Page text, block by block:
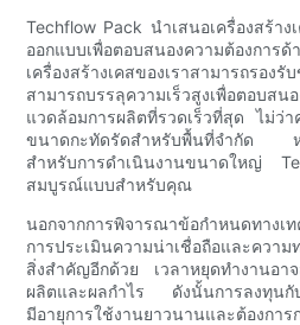
Techflow Pack นำเสนอเครื่องสร้า
ออกแบบเพื่อตอบสนองความต้องการ
เครื่องสร้างเคสของเราสามารถรอง
สามารถบรรลุความเร็วสูงเพื่อตอบสน
แวดล้อมการผลิตที่รวดเร็วที่สุด ไม่ว่า
ขนาดกะทัดรัดสำหรับพื้นที่จำกัด ห
สำหรับการดำเนินงานขนาดใหญ่
สมบูรณ์แบบสำหรับคุณ
นอกจากการพิจารณาข้อกำหนดทางเท
การประเมินความน่าเชื่อถือและความ
สิ่งสำคัญอีกด้วย เวลาหยุดทำงานอา
ผลิตและผลกำไร ดังนั้นการลงทุนกับ
มีอายุการใช้งานยาวนานและต้องการ